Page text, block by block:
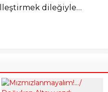
dileğiyle…